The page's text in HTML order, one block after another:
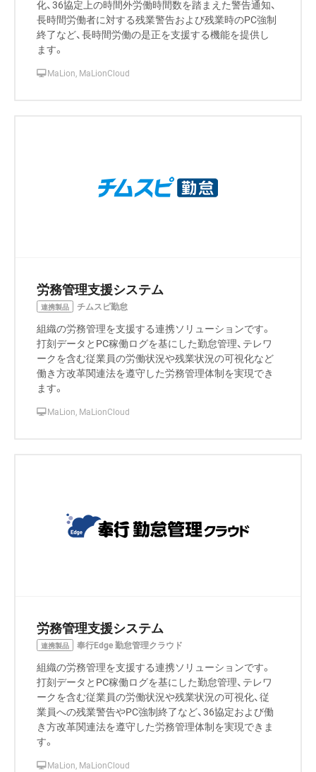
化、36協定上の時間外労働時間数を踏まえた警告通知、
長時間労働者に対する残業警告および残業時のPC強制
終了など、長時間労働の是正を支援する機能を提供し
ます。
MaLion, MaLionCloud
労務管理支援システム
連携製品 チムスピ勤怠
組織の労務管理を支援する連携ソリューションです。
打刻データとPC稼働ログを基にした勤怠管理、テレワ
ークを含む従業員の労働状況や残業状況の可視化など
働き方改革関連法を遵守した労務管理体制を実現でき
ます。
MaLion, MaLionCloud
労務管理支援システム
連携製品 奉行Edge 勤怠管理クラウド
組織の労務管理を支援する連携ソリューションです。
打刻データとPC稼働ログを基にした勤怠管理、テレワ
ークを含む従業員の労働状況や残業状況の可視化、従
業員への残業警告やPC強制終了など、36協定および働
き方改革関連法を遵守した労務管理体制を実現できま
す。
MaLion, MaLionCloud